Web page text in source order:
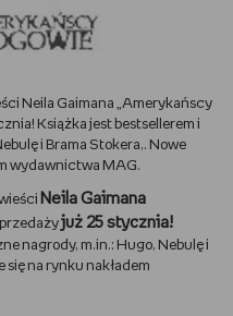
Neila Gaimana „Amerykańscy
Książka jest bestsellerem i
i Brama Stokera,. Nowe
wydawnictwa MAG.
Neila Gaimana
już 25 stycznia!
nagrody, m.in.: Hugo, Nebulę i
się na rynku nakładem